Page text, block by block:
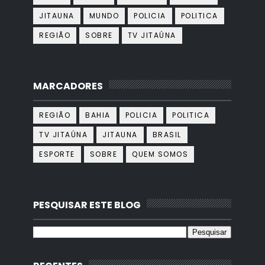
JITAUNA
MUNDO POLICIA
POLITICA
REGIÃO
SOBRE TV JITAÚNA
MARCADORES
REGIÃO BAHIA POLICIA
POLITICA
TV JITAÚNA
JITAUNA
BRASIL
ESPORTE
SOBRE QUEM SOMOS
PESQUISAR ESTE BLOG